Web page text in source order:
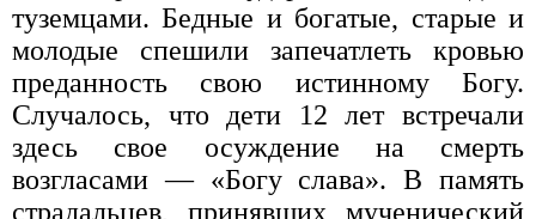
туземцами. Бедные и богатые, старые и
молодые спешили запечатлеть кровью
преданность свою истинному Богу.
Случалось, что дети 12 лет встречали
здесь свое осуждение на смерть
возгласами — «Богу слава». В память
страдальцев, принявших мученический